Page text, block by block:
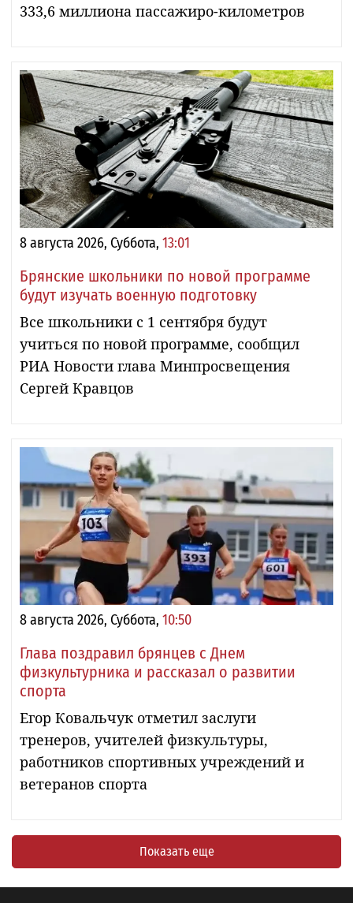
333,6 миллиона пассажиро-километров
8 августа 2026, Суббота, 13:01
Брянские школьники по новой программе
будут изучать военную подготовку
Все школьники с 1 сентября будут
учиться по новой программе, сообщил
РИА Новости глава Минпросвещения
Сергей Кравцов
8 августа 2026, Суббота, 10:50
Глава поздравил брянцев с Днем
физкультурника и рассказал о развитии
спорта
Егор Ковальчук отметил заслуги
тренеров, учителей физкультуры,
работников спортивных учреждений и
ветеранов спорта
Показать еще